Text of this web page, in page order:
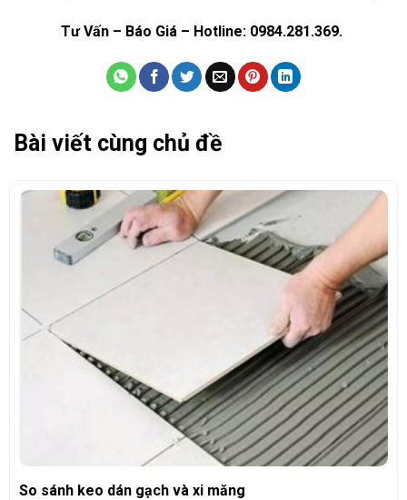
Tư Vấn – Báo Giá – Hotline: 0984.281.369.
Bài viết cùng chủ đề
So sánh keo dán gạch và xi măng